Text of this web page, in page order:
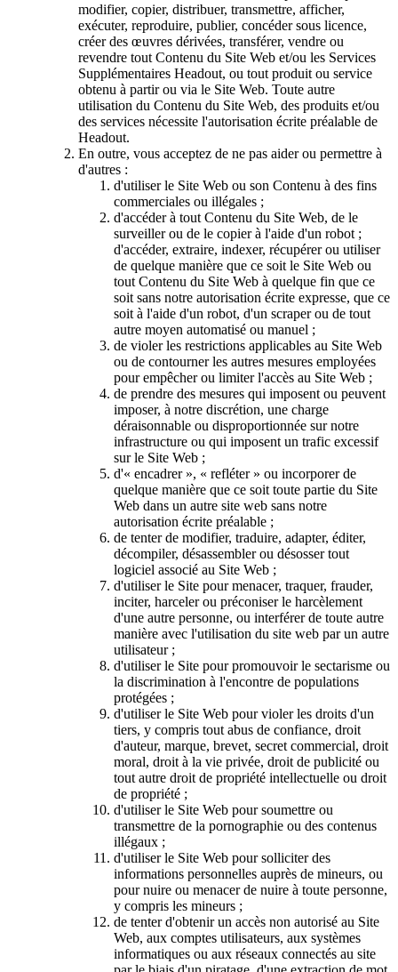
modifier, copier, distribuer, transmettre, afficher,
exécuter, reproduire, publier, concéder sous licence,
créer des œuvres dérivées, transférer, vendre ou
revendre tout Contenu du Site Web et/ou les Services
Supplémentaires Headout, ou tout produit ou service
obtenu à partir ou via le Site Web. Toute autre
utilisation du Contenu du Site Web, des produits et/ou
des services nécessite l'autorisation écrite préalable de
Headout.
En outre, vous acceptez de ne pas aider ou permettre à
d'autres :
d'utiliser le Site Web ou son Contenu à des fins
commerciales ou illégales ;
d'accéder à tout Contenu du Site Web, de le
surveiller ou de le copier à l'aide d'un robot ;
d'accéder, extraire, indexer, récupérer ou utiliser
de quelque manière que ce soit le Site Web ou
tout Contenu du Site Web à quelque fin que ce
soit sans notre autorisation écrite expresse, que ce
soit à l'aide d'un robot, d'un scraper ou de tout
autre moyen automatisé ou manuel ;
de violer les restrictions applicables au Site Web
ou de contourner les autres mesures employées
pour empêcher ou limiter l'accès au Site Web ;
de prendre des mesures qui imposent ou peuvent
imposer, à notre discrétion, une charge
déraisonnable ou disproportionnée sur notre
infrastructure ou qui imposent un trafic excessif
sur le Site Web ;
d'« encadrer », « refléter » ou incorporer de
quelque manière que ce soit toute partie du Site
Web dans un autre site web sans notre
autorisation écrite préalable ;
de tenter de modifier, traduire, adapter, éditer,
décompiler, désassembler ou désosser tout
logiciel associé au Site Web ;
d'utiliser le Site pour menacer, traquer, frauder,
inciter, harceler ou préconiser le harcèlement
d'une autre personne, ou interférer de toute autre
manière avec l'utilisation du site web par un autre
utilisateur ;
d'utiliser le Site pour promouvoir le sectarisme ou
la discrimination à l'encontre de populations
protégées ;
d'utiliser le Site Web pour violer les droits d'un
tiers, y compris tout abus de confiance, droit
d'auteur, marque, brevet, secret commercial, droit
moral, droit à la vie privée, droit de publicité ou
tout autre droit de propriété intellectuelle ou droit
de propriété ;
d'utiliser le Site Web pour soumettre ou
transmettre de la pornographie ou des contenus
illégaux ;
d'utiliser le Site Web pour solliciter des
informations personnelles auprès de mineurs, ou
pour nuire ou menacer de nuire à toute personne,
y compris les mineurs ;
de tenter d'obtenir un accès non autorisé au Site
Web, aux comptes utilisateurs, aux systèmes
informatiques ou aux réseaux connectés au site